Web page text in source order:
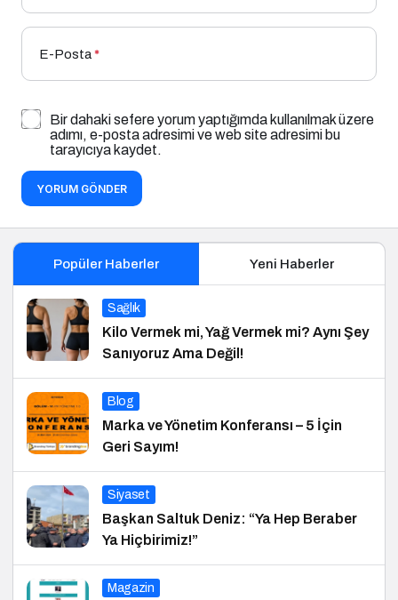
E-Posta*
Bir dahaki sefere yorum yaptığımda kullanılmak üzere
adımı, e-posta adresimi ve web site adresimi bu
tarayıcıya kaydet.
YORUM GÖNDER
Popüler Haberler Yeni Haberler
Sağlık
Kilo Vermek mi, Yağ Vermek mi? Aynı Şey
Sanıyoruz Ama Değil!
Blog
Marka ve Yönetim Konferansı – 5 İçin
Geri Sayım!
Siyaset
Başkan Saltuk Deniz: “Ya Hep Beraber
Ya Hiçbirimiz!”
Magazin